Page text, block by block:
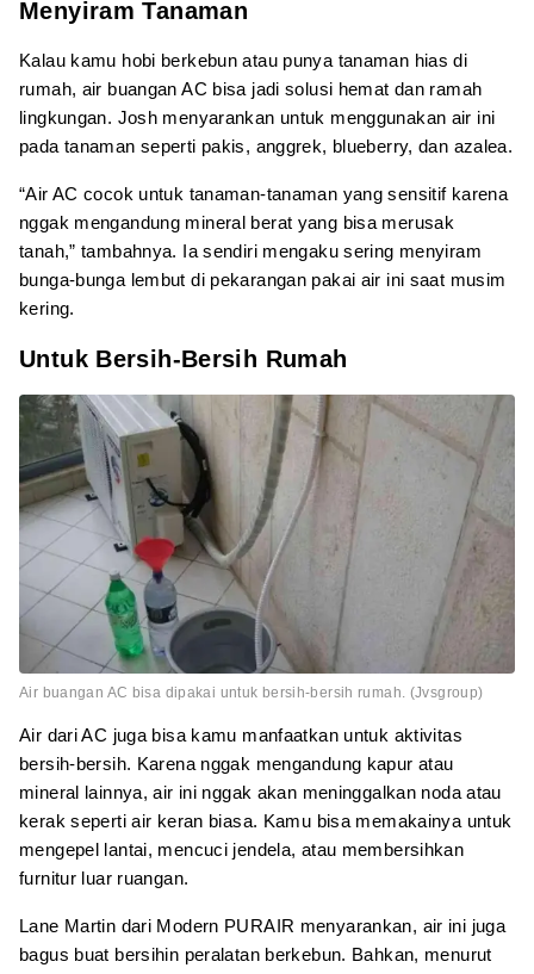
Menyiram Tanaman
Kalau kamu hobi berkebun atau punya tanaman hias di
rumah, air buangan AC bisa jadi solusi hemat dan ramah
lingkungan. Josh menyarankan untuk menggunakan air ini
pada tanaman seperti pakis, anggrek, blueberry, dan azalea.
“Air AC cocok untuk tanaman-tanaman yang sensitif karena
nggak mengandung mineral berat yang bisa merusak
tanah,” tambahnya. Ia sendiri mengaku sering menyiram
bunga-bunga lembut di pekarangan pakai air ini saat musim
kering.
Untuk Bersih-Bersih Rumah
Air buangan AC bisa dipakai untuk bersih-bersih rumah. (Jvsgroup)
Air dari AC juga bisa kamu manfaatkan untuk aktivitas
bersih-bersih. Karena nggak mengandung kapur atau
mineral lainnya, air ini nggak akan meninggalkan noda atau
kerak seperti air keran biasa. Kamu bisa memakainya untuk
mengepel lantai, mencuci jendela, atau membersihkan
furnitur luar ruangan.
Lane Martin dari Modern PURAIR menyarankan, air ini juga
bagus buat bersihin peralatan berkebun. Bahkan, menurut